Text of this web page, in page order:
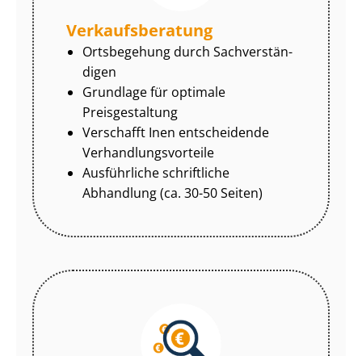
Ver­kaufs­be­ra­tung
Ortsbegehung durch Sach­ver­stän­
di­gen
Grundlage für optimale
Preisgestaltung
Verschafft Inen entscheidende
Ver­hand­lungs­vor­tei­le
Ausführliche schriftliche
Abhandlung (ca. 30-50 Seiten)